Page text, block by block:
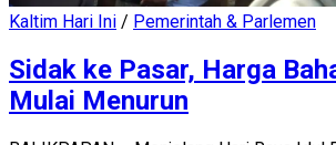
Kaltim Hari Ini / Pemerintah & Parlemen
Sidak ke Pasar, Harga
Mulai Menurun